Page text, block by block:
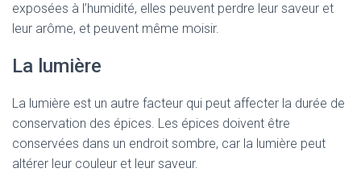
exposées à l’humidité, elles peuvent perdre leur saveur et
leur arôme, et peuvent même moisir.
La lumière
La lumière est un autre facteur qui peut affecter la durée de
conservation des épices. Les épices doivent être
conservées dans un endroit sombre, car la lumière peut
altérer leur couleur et leur saveur.